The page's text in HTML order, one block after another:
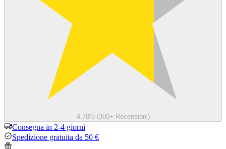
4.70/5 (300+ Recensioni)
Consegna in 2-4 giorni
Spedizione gratuita da 50 €